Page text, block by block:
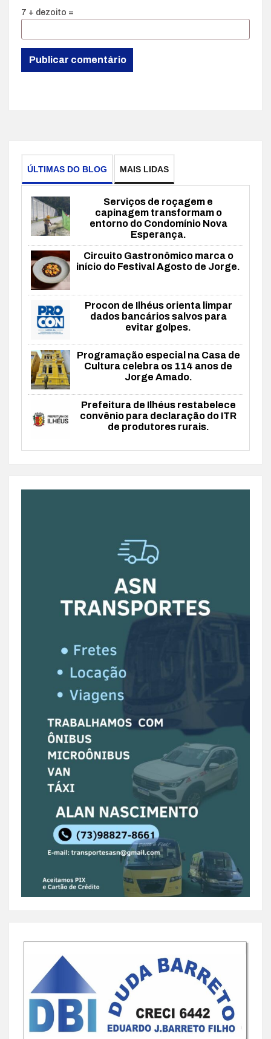
7 + dezoito =
ÚLTIMAS DO BLOG MAIS LIDAS
Serviços de roçagem e
capinagem transformam o
entorno do Condomínio Nova
Esperança.
Circuito Gastronômico marca o
início do Festival Agosto de Jorge.
Procon de Ilhéus orienta limpar
dados bancários salvos para
evitar golpes.
Programação especial na Casa de
Cultura celebra os 114 anos de
Jorge Amado.
Prefeitura de Ilhéus restabelece
convênio para declaração do ITR
de produtores rurais.